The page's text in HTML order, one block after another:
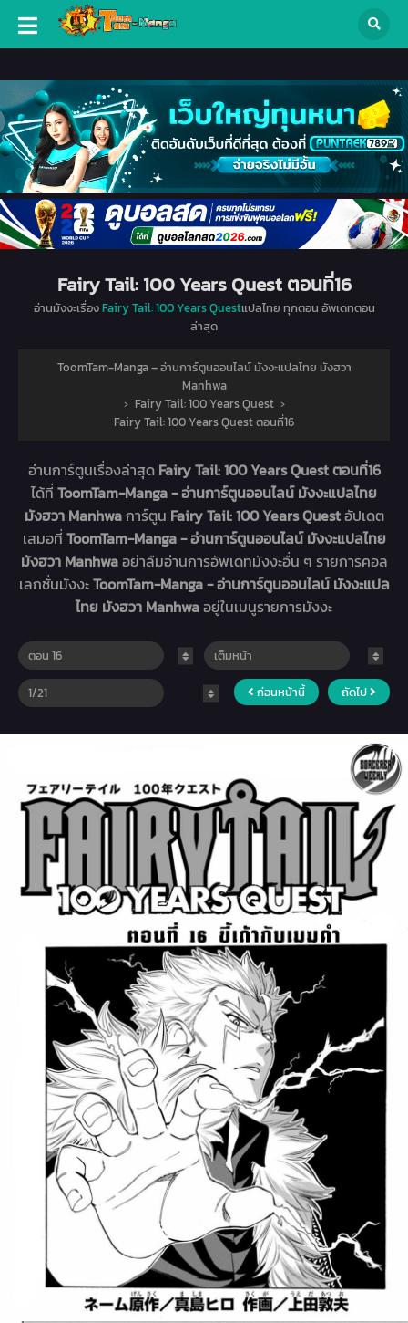
Fairy Tail: 100 Years Quest ตอนที่16
อ่านมังงะเรื่องFairy Tail: 100 Years Questแปลไทย ทุกตอน อัพเดทตอน
ล่าสุด
ToomTam-Manga – อ่านการ์ตูนออนไลน์ มังงะแปลไทย มังฮวา
Manhwa
› Fairy Tail: 100 Years Quest ›
Fairy Tail: 100 Years Quest ตอนที่16
อ่านการ์ตูนเรื่องล่าสุด Fairy Tail: 100 Years Quest ตอนที่16
ได้ที่ ToomTam-Manga - อ่านการ์ตูนออนไลน์ มังงะแปลไทย
มังฮวา Manhwaการ์ตูน Fairy Tail: 100 Years Questอัปเดต
เสมอที่ ToomTam-Manga - อ่านการ์ตูนออนไลน์ มังงะแปลไทย
มังฮวา Manhwaอย่าลืมอ่านการอัพเดทมังงะอื่น ๆ รายการคอล
เลกชั่นมังงะToomTam-Manga - อ่านการ์ตูนออนไลน์ มังงะแปล
ไทย มังฮวา Manhwaอยู่ในเมนูรายการมังงะ
ก่อนหน้านี้ ถัดไป